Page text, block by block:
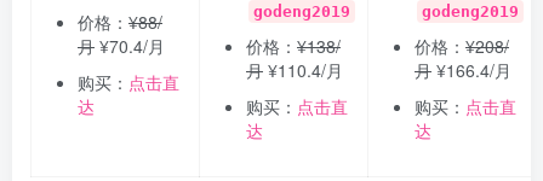
价格： ¥88/
月 ¥70.4/月
购买： 点击直
达
godeng2019
价格： ¥138/
月 ¥110.4/月
购买： 点击直
达
godeng2019
价格： ¥208/
月 ¥166.4/月
购买： 点击直
达